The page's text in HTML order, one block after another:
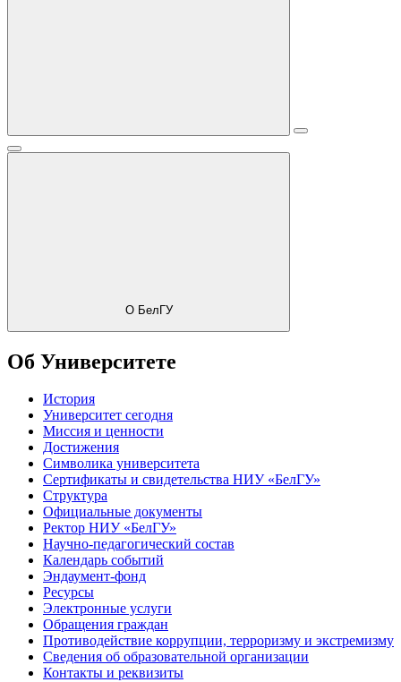
О БелГУ
Об Университете
История
Университет сегодня
Миссия и ценности
Достижения
Символика университета
Сертификаты и свидетельства НИУ «БелГУ»
Структура
Официальные документы
Ректор НИУ «БелГУ»
Научно-педагогический состав
Календарь событий
Эндаумент-фонд
Ресурсы
Электронные услуги
Обращения граждан
Противодействие коррупции, терроризму и экстремизму
Сведения об образовательной организации
Контакты и реквизиты